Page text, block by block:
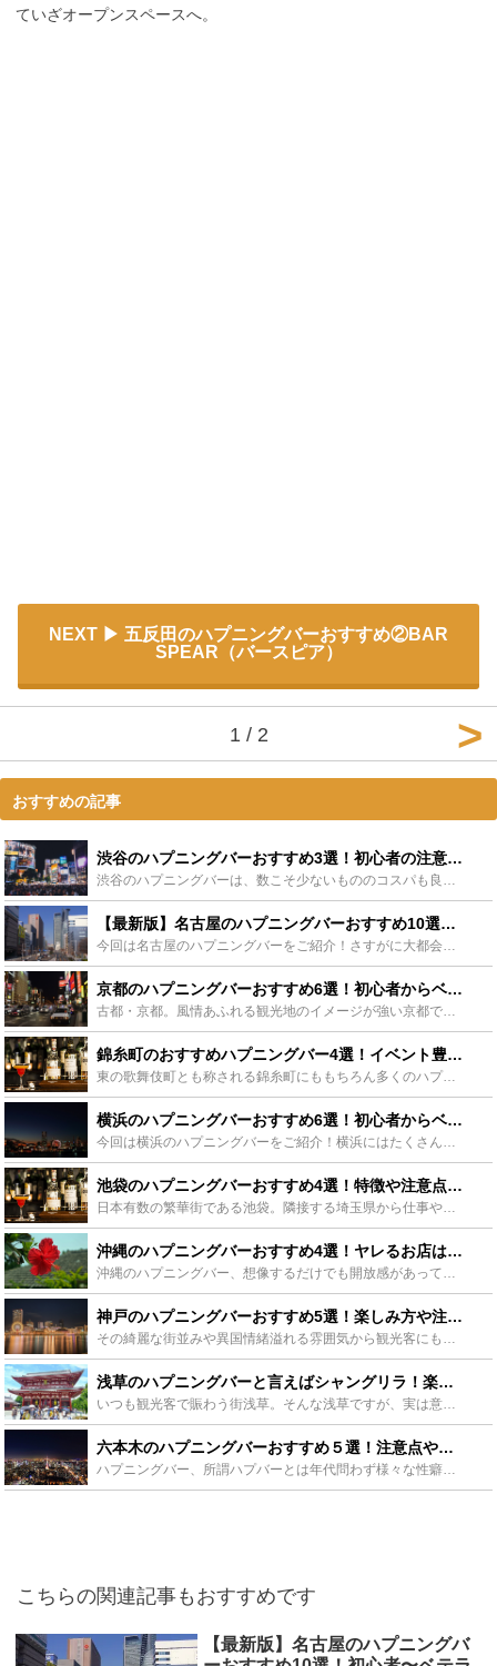
ていざオープンスペースへ。
NEXT
五反田のハプニングバーおすすめ②BAR
SPEAR（バースピア）
1 / 2
おすすめの記事
渋谷のハプニングバーおすすめ3選！初心者の注意点や相手との出会い方もご紹介 - Leisurego(レジャーゴー)
渋谷のハプニングバーは、数こそ少ないもののコスパも良く初心者でも楽しみやすいお店が充実しています。 この記事では、そんな渋谷のハプニングバーのおすすめと楽しみ方、注意点からハプニングを起きやすくする...
【最新版】名古屋のハプニングバーおすすめ10選！初心者〜ベテランまで楽しめる！ - Leisurego(レジャーゴー)
今回は名古屋のハプニングバーをご紹介！さすがに大都会名古屋ということもあってたくさんのハプニングバーがあります。名古屋のハプバーに行きたいけど、結局どこがいいのかわからないという方のために、おすすめ...
京都のハプニングバーおすすめ6選！初心者からベテランまで楽しめるハプバーまとめ - Leisurego(レジャーゴー)
古都・京都。風情あふれる観光地のイメージが強い京都ですが、実はハプニングバーもあるんです！この記事では、そんな京都の地で楽しめるおすすめハプニングバーをご紹介していきます！ 昔ながらの街並みやお寺な...
錦糸町のおすすめハプニングバー4選！イベント豊富なロタティオンからカンプバーまで - Leisurego(レジャーゴー)
東の歌舞伎町とも称される錦糸町にももちろん多くのハプニングバーが存在します。風俗街のイメージの強い錦糸町ですが、そこにはたくさんの個性豊かなハプニングバーも。この記事では、そんな錦糸町のハプニングバ...
横浜のハプニングバーおすすめ6選！初心者からベテランまで楽しめるハプバーまとめ - Leisurego(レジャーゴー)
今回は横浜のハプニングバーをご紹介！横浜にはたくさんのハプニングバーがあって、それぞれに色々な特徴がありどこに行っても楽しめるお店ばかり。この記事ではそんな横浜のおすすめハプニングバーをまるっとご紹...
池袋のハプニングバーおすすめ4選！特徴や注意点、出会い方もご紹介 - Leisurego(レジャーゴー)
日本有数の繁華街である池袋。隣接する埼玉県から仕事や遊びで来る方も多く、昼夜問わず賑わいを見せています。そんな池袋も夜にはエロティックな雰囲気に。もちろんハプニングバーも存在します。 この記事では、...
沖縄のハプニングバーおすすめ4選！ヤレるお店はどこ？出会い方のコツも！ - Leisurego(レジャーゴー)
沖縄のハプニングバー、想像するだけでも開放感があって楽しそうですよね。観光客も多く、一夜限りの開放的な夜を求めて来るお客さんも多い様です。 そんな開放感抜群の沖縄のハプニングバーについて、おすすめの...
神戸のハプニングバーおすすめ5選！楽しみ方や注意点、出会い方も解説！ - Leisurego(レジャーゴー)
その綺麗な街並みや異国情緒溢れる雰囲気から観光客にも人気の神戸。昼は神戸の街並みを楽しみ、夜は神戸牛や中華街で美味しいご飯を堪能。でも神戸の夜は長いんです。飲み足りなくて刺激が欲しいというそこのあな...
浅草のハプニングバーと言えばシャングリラ！楽しみ方やハプニングのコツもご紹介！ - Leisurego(レジャーゴー)
いつも観光客で賑わう街浅草。そんな浅草ですが、実は意外にもハプニングバーがあるんです。この記事では、観光地の裏にひっそりと潜む浅草のおすすめハプニングバーをご紹介していきます！ 浅草といえばここ！S...
六本木のハプニングバーおすすめ５選！注意点や相手の見つけ方もご紹介 - Leisurego(レジャーゴー)
ハプニングバー、所謂ハプバーとは年代問わず様々な性癖を持った男女が集まり、他では言えないような大人なお話などを楽しくお酒を飲みながら盛り上がることができるバーです。 もちろん男女間の突発的なハプニン...
こちらの関連記事もおすすめです
【最新版】名古屋のハプニングバ